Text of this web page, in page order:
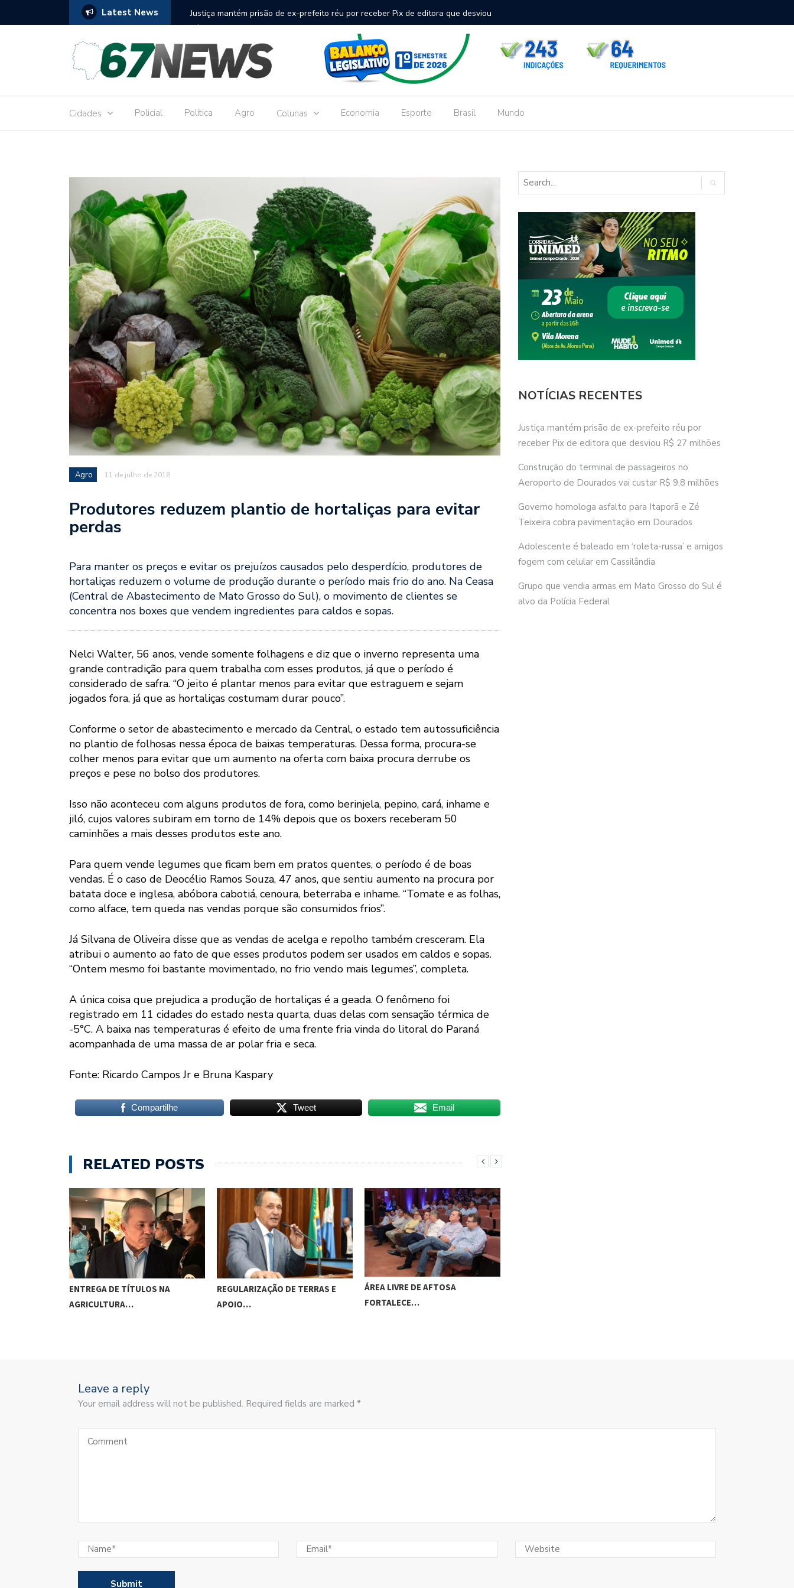
Latest News
réu por receber Pix de editora que desviou
Construção do terminal de passageiros no Aeroporto de Dourados vai custar R$
9,8 milhões
Dourados
Cidades Policial Política Agro Colunas Economia Esporte Brasil Mundo
Agro 11 de julho de 2018
Produtores reduzem plantio de hortaliças para evitar
perdas
Para manter os preços e evitar os prejuízos causados pelo desperdício, produtores de
hortaliças reduzem o volume de produção durante o período mais frio do ano. Na Ceasa
(Central de Abastecimento de Mato Grosso do Sul), o movimento de clientes se
concentra nos boxes que vendem ingredientes para caldos e sopas.
Nelci Walter, 56 anos, vende somente folhagens e diz que o inverno representa uma
grande contradição para quem trabalha com esses produtos, já que o período é
considerado de safra. “O jeito é plantar menos para evitar que estraguem e sejam
jogados fora, já que as hortaliças costumam durar pouco”.
Conforme o setor de abastecimento e mercado da Central, o estado tem autossuficiência
no plantio de folhosas nessa época de baixas temperaturas. Dessa forma, procura-se
colher menos para evitar que um aumento na oferta com baixa procura derrube os
preços e pese no bolso dos produtores.
Isso não aconteceu com alguns produtos de fora, como berinjela, pepino, cará, inhame e
jiló, cujos valores subiram em torno de 14% depois que os boxers receberam 50
caminhões a mais desses produtos este ano.
Para quem vende legumes que ficam bem em pratos quentes, o período é de boas
vendas. É o caso de Deocélio Ramos Souza, 47 anos, que sentiu aumento na procura por
batata doce e inglesa, abóbora cabotiá, cenoura, beterraba e inhame. “Tomate e as folhas,
como alface, tem queda nas vendas porque são consumidos frios”.
Já Silvana de Oliveira disse que as vendas de acelga e repolho também cresceram. Ela
atribui o aumento ao fato de que esses produtos podem ser usados em caldos e sopas.
“Ontem mesmo foi bastante movimentado, no frio vendo mais legumes”, completa.
A única coisa que prejudica a produção de hortaliças é a geada. O fenômeno foi
registrado em 11 cidades do estado nesta quarta, duas delas com sensação térmica de
-5°C. A baixa nas temperaturas é efeito de uma frente fria vinda do litoral do Paraná
acompanhada de uma massa de ar polar fria e seca.
Fonte: Ricardo Campos Jr e Bruna Kaspary
Compartilhe Tweet Email
RELATED POSTS
ENTREGA DE TÍTULOS NA
AGRICULTURA…
REGULARIZAÇÃO DE TERRAS E
APOIO…
ÁREA LIVRE DE AFTOSA
FORTALECE…
NOTÍCIAS RECENTES
Justiça mantém prisão de ex-prefeito réu por
receber Pix de editora que desviou R$ 27 milhões
Construção do terminal de passageiros no
Aeroporto de Dourados vai custar R$ 9,8 milhões
Governo homologa asfalto para Itaporã e Zé
Teixeira cobra pavimentação em Dourados
Adolescente é baleado em ‘roleta-russa’ e amigos
fogem com celular em Cassilândia
Grupo que vendia armas em Mato Grosso do Sul é
alvo da Polícia Federal
Leave a reply
Your email address will not be published. Required fields are marked *